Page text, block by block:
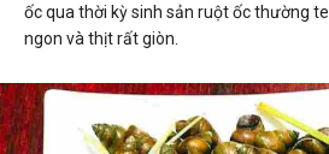
ốc qua thời kỳ sinh sản ruột ốc thường
ngon và thịt rất giòn.